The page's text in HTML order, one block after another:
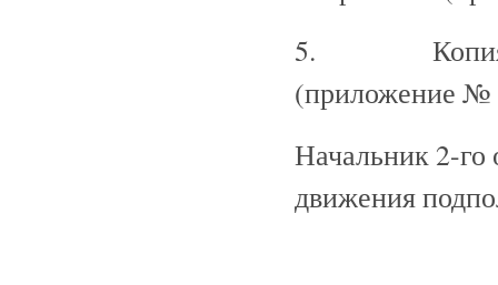
5. Копия
(приложение
Начальник 2-го
движения